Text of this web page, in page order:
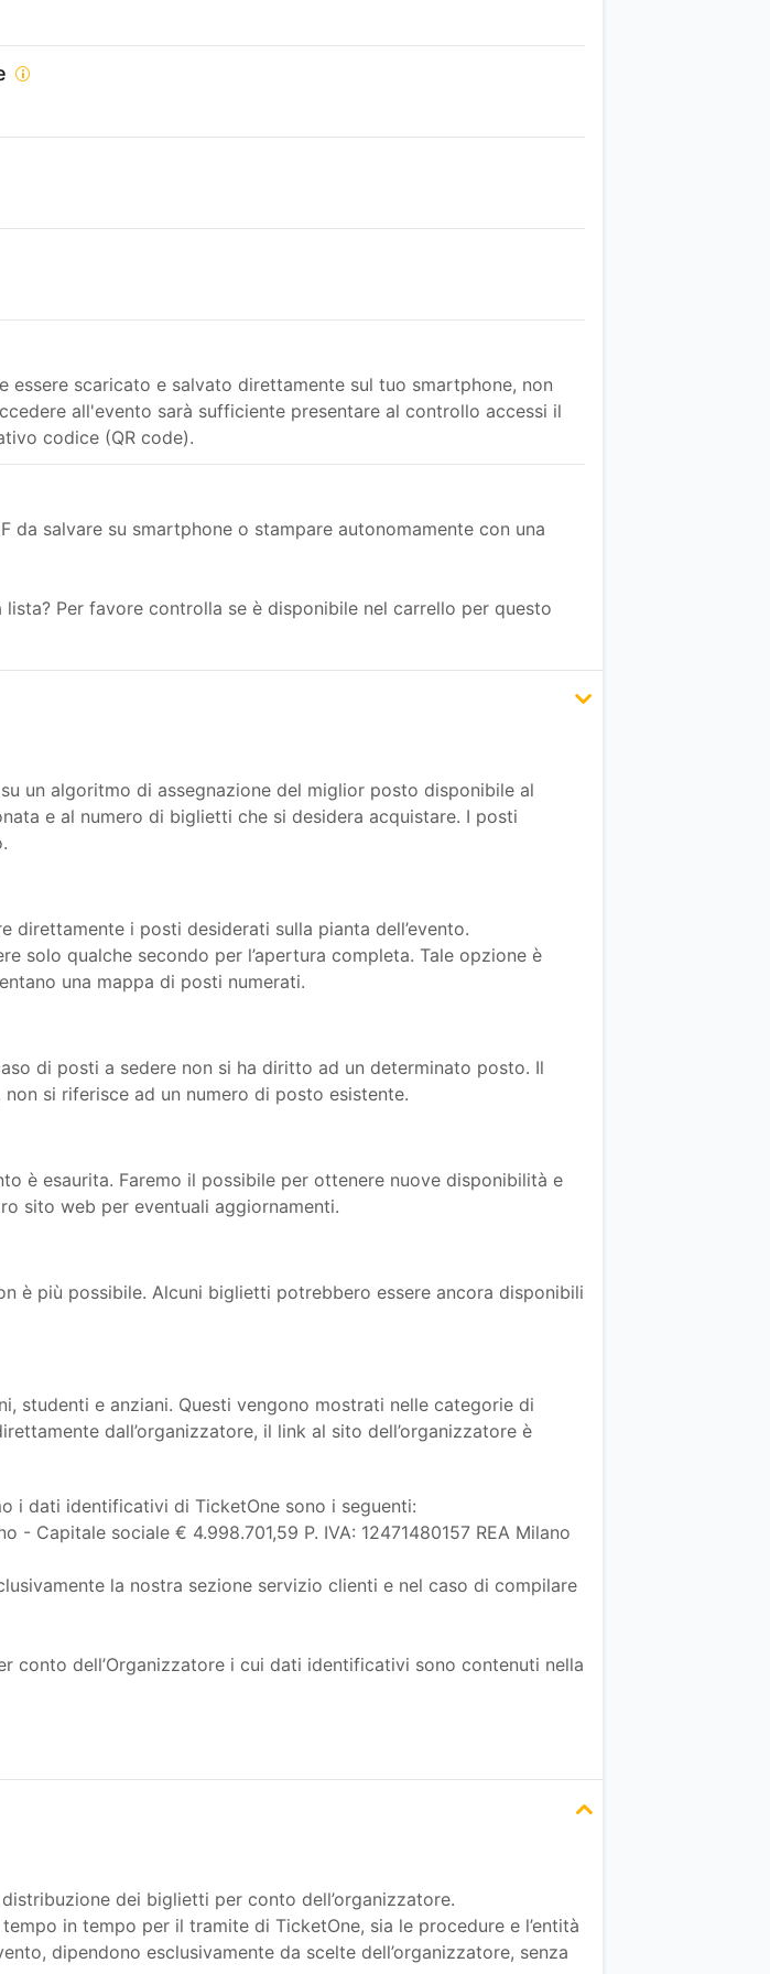
essere scaricato e salvato direttamente sul tuo smartphone, non
all'evento sarà sufficiente presentare al controllo accessi il
codice (QR code).
da salvare su smartphone o stampare autonomamente con una
Per favore controlla se è disponibile nel carrello per questo
un algoritmo di assegnazione del miglior posto disponibile al
e al numero di biglietti che si desidera acquistare. I posti
i posti desiderati sulla pianta dell’evento.
solo qualche secondo per l’apertura completa. Tale opzione è
una mappa di posti numerati.
di posti a sedere non si ha diritto ad un determinato posto. Il
si riferisce ad un numero di posto esistente.
è esaurita. Faremo il possibile per ottenere nuove disponibilità e
sito web per eventuali aggiornamenti.
è più possibile. Alcuni biglietti potrebbero essere ancora disponibili
studenti e anziani. Questi vengono mostrati nelle categorie di
dall’organizzatore, il link al sito dell’organizzatore è
i dati identificativi di TicketOne sono i seguenti:
- Capitale sociale € 4.998.701,59 P. IVA: 12471480157 REA Milano
la nostra sezione servizio clienti e nel caso di compilare
conto dell’Organizzatore i cui dati identificativi sono contenuti nella
dei biglietti per conto dell’organizzatore.
in tempo per il tramite di TicketOne, sia le procedure e l’entità
dipendono esclusivamente da scelte dell’organizzatore, senza